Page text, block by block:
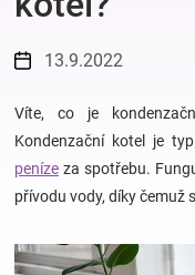
Pokojíček
a
kojenecká
výbava
Hračky
13.9.2022
Víte, co je
Kondenzační kotel je
peníze za spotřebu.
přívodu vody, díky čemuž